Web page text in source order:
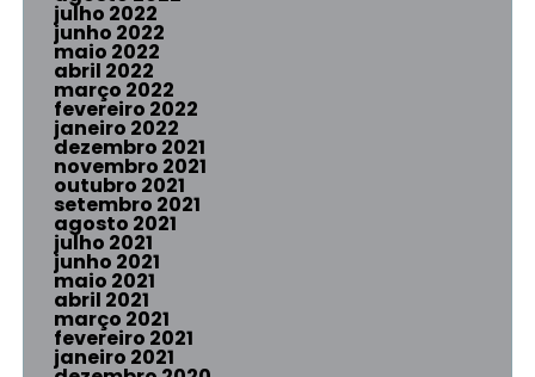
julho 2022
junho 2022
maio 2022
abril 2022
março 2022
fevereiro 2022
janeiro 2022
dezembro 2021
novembro 2021
outubro 2021
setembro 2021
agosto 2021
julho 2021
junho 2021
maio 2021
abril 2021
março 2021
fevereiro 2021
janeiro 2021